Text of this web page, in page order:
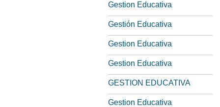
Gestion Educativa
Gestión Educativa
Gestion Educativa
Gestion Educativa
GESTION EDUCATIVA
Gestion Educativa